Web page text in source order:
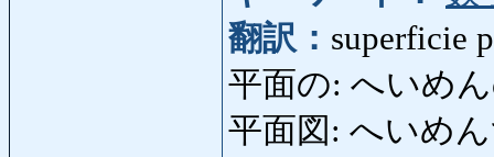
翻訳： superficie
平面の: へいめ
平面図: へいめ